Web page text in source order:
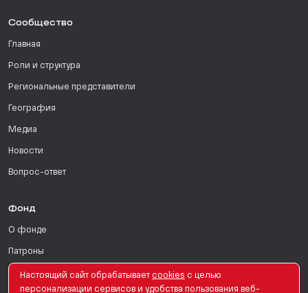
Сообщество
Главная
Роли и структура
Региональные представители
География
Медиа
Новости
Вопрос-ответ
Фонд
О фонде
Патроны
Поддержать
Настоящий сайт обрабатывает сookies с целью
персонализации сервисов и удобства пользования веб-